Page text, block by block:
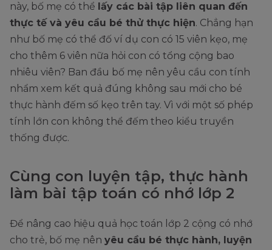
này, bố mẹ có thể lấy các bài tập liên quan đến
thực tế và yêu cầu bé thử thực hiện. Chẳng hạn
như bố mẹ có thể đố ví dụ con có 15 viên kẹo, mẹ
cho thêm 6 viên nữa hỏi con có tổng cộng bao
nhiêu viên? Ban đầu bố mẹ nên yêu cầu con tính
nhẩm xem kết quả đúng không sau mới cho bé
thực hành đếm số kẹo trên tay. Vì với một số phép
tính lớn con không thể đếm theo kiểu truyền
thống được.
Cùng con luyện tập, thực hành
làm bài tập toán có nhớ lớp 2
Để nâng cao hiệu quả học toán lớp 2 cộng có nhớ
cho trẻ, bố mẹ nên yêu cầu bé thực hành, luyện